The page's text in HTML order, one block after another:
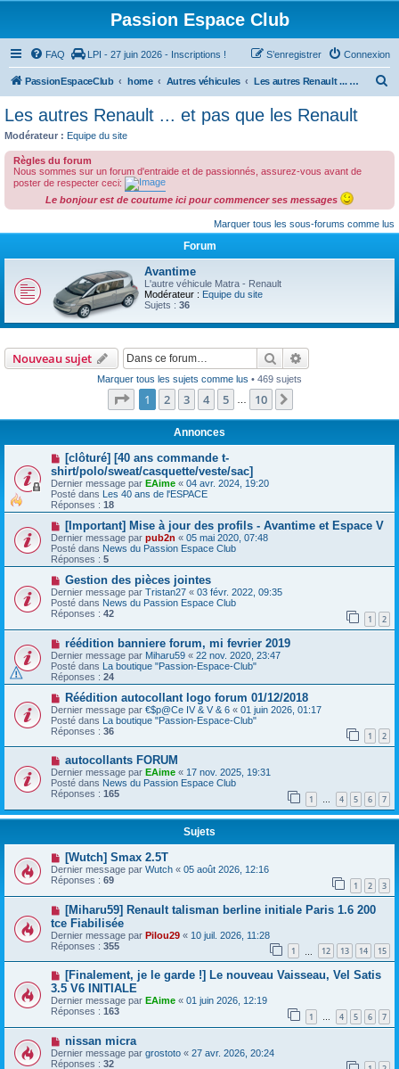
Passion Espace Club
FAQ LPI - 27 juin 2026 - Inscriptions ! Connexion
S’enregistrer
PassionEspaceClub home Autres véhicules Les autres Renault ... et pas que les Renault
c
h
Les autres Renault ... et pas que les Renault
Modérateur : Equipe du site
Règles du forum
Nous sommes sur un forum d'entraide et de passionnés, assurez-vous avant de
poster de respecter ceci:
Le bonjour est de coutume ici pour commencer ses messages
Marquer tous les sous-forums comme lus
Forum
Avantime
L'autre véhicule Matra - Renault
Modérateur : Equipe du site
Sujets : 36
Nouveau sujet Rechercher
Marquer tous les sujets comme lus • 469 sujets
Page 1sur10
1 2 3 4 5 10
Annonces
[clôturé] [40 ans commande t-
shirt/polo/sweat/casquette/veste/sac]
Dernier message par EAime « 04 avr. 2024, 19:20
Posté dans Les 40 ans de l'ESPACE
Réponses : 18
[Important] Mise à jour des profils - Avantime et Espace V
Dernier message par pub2n « 05 mai 2020, 07:48
Posté dans News du Passion Espace Club
Réponses : 5
Gestion des pièces jointes
Dernier message par Tristan27 « 03 févr. 2022, 09:35
Posté dans News du Passion Espace Club
Réponses : 42 1 2
réédition banniere forum, mi fevrier 2019
Dernier message par Miharu59 « 22 nov. 2020, 23:47
Posté dans La boutique "Passion-Espace-Club"
Réponses : 24
Réédition autocollant logo forum 01/12/2018
Dernier message par €$p@Ce IV & V & 6 « 01 juin 2026, 01:17
Posté dans La boutique "Passion-Espace-Club"
Réponses : 36 1 2
autocollants FORUM
Dernier message par EAime « 17 nov. 2025, 19:31
Posté dans News du Passion Espace Club
Réponses : 165 1 … 4 5 6 7
Sujets
[Wutch] Smax 2.5T
Dernier message par Wutch « 05 août 2026, 12:16
Réponses : 69 1 2 3
[Miharu59] Renault talisman berline initiale Paris 1.6 200
tce Fiabilisée
Dernier message par Pilou29 « 10 juil. 2026, 11:28
Réponses : 355 1 12 13 14 15
[Finalement, je le garde !] Le nouveau Vaisseau, Vel Satis
3.5 V6 INITIALE
Dernier message par EAime « 01 juin 2026, 12:19
Réponses : 163 1 … 4 5 6 7
nissan micra
Dernier message par grostoto « 27 avr. 2026, 20:24
Réponses : 32